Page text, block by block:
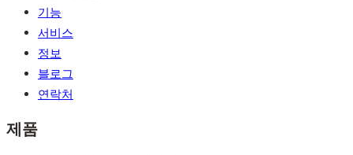
기능
서비스
정보
블로그
연락처
제품